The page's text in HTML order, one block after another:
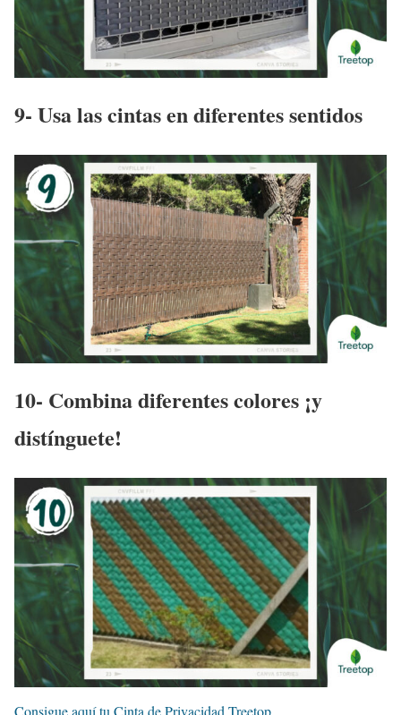
9- Usa las cintas en diferentes sentidos
10- Combina diferentes colores ¡y
distínguete!
Consigue aquí tu Cinta de Privacidad Treetop